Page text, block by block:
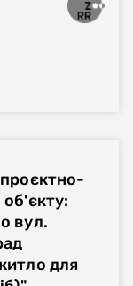
a
a1 від 27.06.2024
об'єкту:
вул.
для